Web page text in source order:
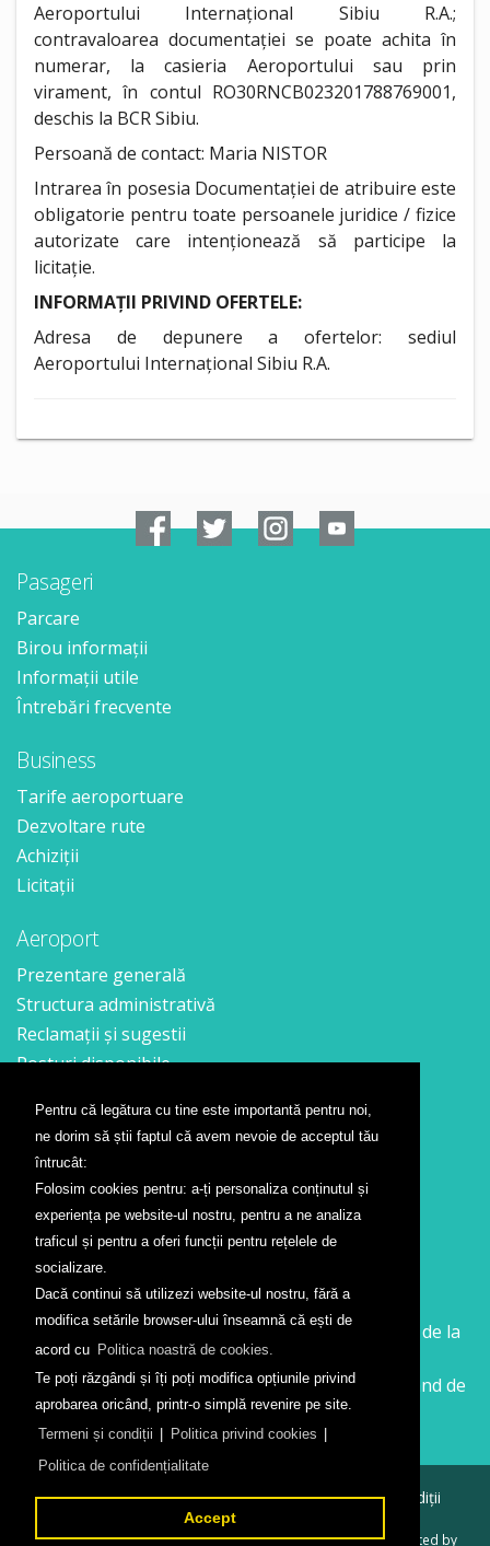
Pentru că legătura cu tine este importantă pentru noi,
ne dorim să știi faptul că avem nevoie de acceptul tău
întrucât:
Folosim cookies pentru: a-ți personaliza conținutul și
experiența pe website-ul nostru, pentru a ne analiza
traficul și pentru a oferi funcții pentru rețelele de
socializare.
Dacă continui să utilizezi website-ul nostru, fără a
modifica setările browser-ului înseamnă că ești de
acord cu Politica noastră de cookies.
Te poți răzgândi și îți poți modifica opțiunile privind
aprobarea oricând, printr-o simplă revenire pe site.
Termeni și condiții | Politica privind cookies |
Politica de confidențialitate
Accept
Aeroportului Internațional Sibiu R.A.;
contravaloarea documentației se poate achita în
numerar, la casieria Aeroportului sau prin
virament, în contul RO30RNCB023201788769001,
deschis la BCR Sibiu.
Persoană de contact: Maria NISTOR
Intrarea în posesia Documentației de atribuire este
obligatorie pentru toate persoanele juridice / fizice
autorizate care intenționează să participe la
licitație.
INFORMAȚII PRIVIND OFERTELE:
Adresa de depunere a ofertelor: sediul
Aeroportului Internațional Sibiu R.A.
Pasageri
Parcare
Birou informații
Informații utile
Întrebări frecvente
Business
Tarife aeroportuare
Dezvoltare rute
Achiziții
Licitații
Aeroport
Prezentare generală
Structura administrativă
Reclamații și sugestii
Posturi disponibile
Contact
Formular contact
Localizare
Presă
Companii aeriene
Wizz Air
Călătorește la Sibiu cu Wizz Air. Zboruri începând de la
26 GBP
Călătorește de la Sibiu cu Wizz Air. Zboruri începând de
la 138 RON
© 2026Aeroportul Internațional Sibiu
Termeni și condiții
Politica de confidențialitate
Created by